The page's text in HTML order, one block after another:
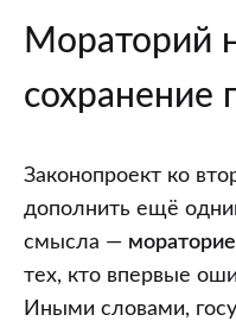
Мораторий
сохранение
Законопроект ко
дополнить ещё
смысла —
тех, кто впервые
Иными словами,